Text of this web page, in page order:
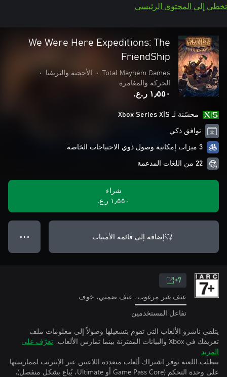
تخطي إلى المحتوى الرئيسي
We Were Here Expeditions: The
FriendShip
Total Mayhem Games
• الأحجية والتريفيا
•
الحركة والمغامرة
١٫٥٥٠ ر.ع.‏
محسّنة لـ Xbox Series X|S
توافق ذكي
3 ميزات إمكانية وصول ذوي الاحتياجات الخاصة
22 من اللغات المدعمة
شراء
١٫٥٥٠ ر.ع.‏
إضافة إلى قائمة الأمنيات ● ● ●
7+
عنف غير مرغوب، عنف ضمني، خوف
تفاعل المستخدمين
يتلقى ناشرو الألعاب التي تقوم بتشغيلها وصولاً إلى معلومات ملف
تعريفك في Xbox والبيانات المقترنة بينما تمارس الألعاب.
تعرّف على
المزيد
تتطلب اللعبة توفر اشتراك ألعاب متعددة اللاعبين عبر الإنترنت لممارستها
على وحدة التحكم (Game Pass Core أو Ultimate، يُباع بشكل منفصل).